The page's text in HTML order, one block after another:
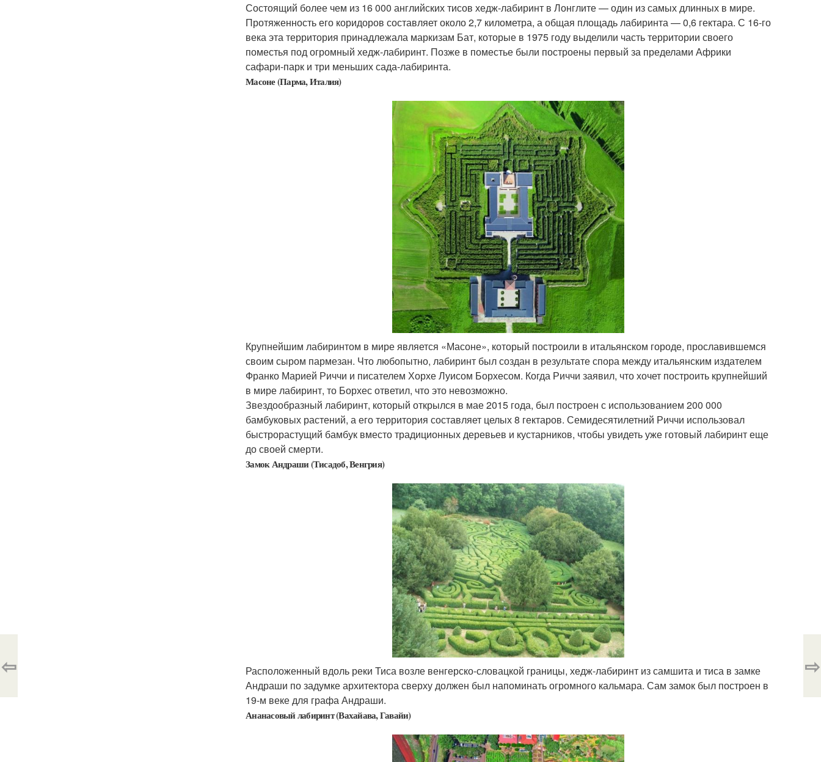
Состоящий более чем из 16 000 английских тисов хедж-лабиринт в Лонглите — один из самых длинных в мире.
Протяженность его коридоров составляет около 2,7 километра, а общая площадь лабиринта — 0,6 гектара. С 16-го
века эта территория принадлежала маркизам Бат, которые в 1975 году выделили часть территории своего
поместья под огромный хедж-лабиринт. Позже в поместье были построены первый за пределами Африки
сафари-парк и три меньших сада-лабиринта.
Масоне (Парма, Италия)
Крупнейшим лабиринтом в мире является «Масоне», который построили в итальянском городе, прославившемся
своим сыром пармезан. Что любопытно, лабиринт был создан в результате спора между итальянским издателем
Франко Марией Риччи и писателем Хорхе Луисом Борхесом. Когда Риччи заявил, что хочет построить крупнейший
в мире лабиринт, то Борхес ответил, что это невозможно.
Звездообразный лабиринт, который открылся в мае 2015 года, был построен с использованием 200 000
бамбуковых растений, а его территория составляет целых 8 гектаров. Семидесятилетний Риччи использовал
быстрорастущий бамбук вместо традиционных деревьев и кустарников, чтобы увидеть уже готовый лабиринт еще
до своей смерти.
Замок Андраши (Тисадоб, Венгрия)
Расположенный вдоль реки Тиса возле венгерско-словацкой границы, хедж-лабиринт из самшита и тиса в замке
Андраши по задумке архитектора сверху должен был напоминать огромного кальмара. Сам замок был построен в
19-м веке для графа Андраши.
Ананасовый лабиринт (Вахайава, Гавайи)
⇦ ⇨